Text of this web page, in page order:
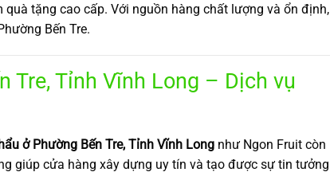
tặng cao cấp. Với nguồn hàng chất lượng và ổn định,
Bến Tre.
Tre, Tỉnh Vĩnh Long – Dịch vụ
ở Phường Bến Tre, Tỉnh Vĩnh Longnhư Ngon Fruit còn
giúp cửa hàng xây dựng uy tín và tạo được sự tin tưởng